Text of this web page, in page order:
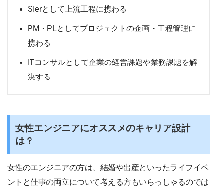
SIerとして上流工程に携わる
PM・PLとしてプロジェクトの企画・工程管理に
携わる
ITコンサルとして企業の経営課題や業務課題を解
決する
女性エンジニアにオススメのキャリア設計
は？
女性のエンジニアの方は、結婚や出産といったライフイベ
ントと仕事の両立について考える方もいらっしゃるのでは